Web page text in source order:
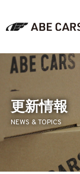
在庫検索
パーツ＆アクセ
アフターセールス
更新情報
NEWS & TOPICS